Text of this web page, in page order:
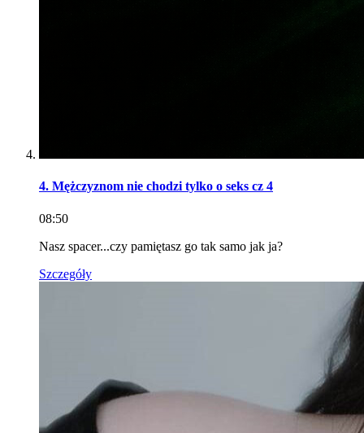
4. Mężczyznom nie chodzi tylko o seks cz 4
08:50
Nasz spacer...czy pamiętasz go tak samo jak ja?
Szczegóły